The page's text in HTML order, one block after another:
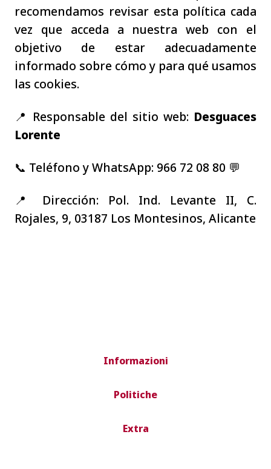
recomendamos revisar esta política cada
vez que acceda a nuestra web con el
objetivo de estar adecuadamente
informado sobre cómo y para qué usamos
las cookies.
📍 Responsable del sitio web: Desguaces
Lorente
📞 Teléfono y WhatsApp: 966 72 08 80 💬
📍 Dirección: Pol. Ind. Levante II, C.
Rojales, 9, 03187 Los Montesinos, Alicante
Informazioni
Politiche
Extra